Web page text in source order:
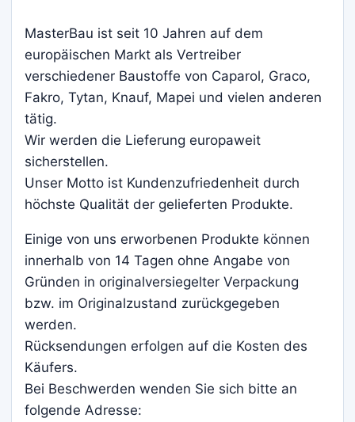
MasterBau ist seit 10 Jahren auf dem
europäischen Markt als Vertreiber
verschiedener Baustoffe von Caparol, Graco,
Fakro, Tytan, Knauf, Mapei und vielen anderen
tätig.
Wir werden die Lieferung europaweit
sicherstellen.
Unser Motto ist Kundenzufriedenheit durch
höchste Qualität der gelieferten Produkte.
Einige von uns erworbenen Produkte können
innerhalb von 14 Tagen ohne Angabe von
Gründen in originalversiegelter Verpackung
bzw. im Originalzustand zurückgegeben
werden.
Rücksendungen erfolgen auf die Kosten des
Käufers.
Bei Beschwerden wenden Sie sich bitte an
folgende Adresse: